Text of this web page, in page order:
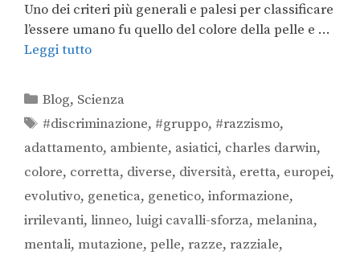
Uno dei criteri più generali e palesi per classificare
l’essere umano fu quello del colore della pelle e …
Leggi tutto
Blog, Scienza
#discriminazione, #gruppo, #razzismo,
adattamento, ambiente, asiatici, charles darwin,
colore, corretta, diverse, diversità, eretta, europei,
evolutivo, genetica, genetico, informazione,
irrilevanti, linneo, luigi cavalli-sforza, melanina,
mentali, mutazione, pelle, razze, razziale,